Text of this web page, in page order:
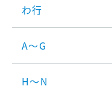
わ行
A～G
H～N